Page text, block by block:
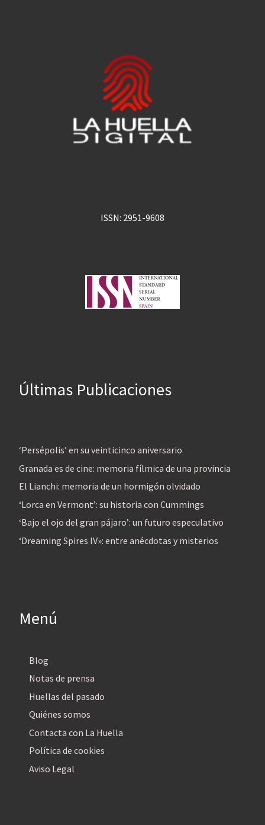
ISSN: 2951-9608
Últimas Publicaciones
‘Persépolis’ en su veinticinco aniversario
Granada es de cine: memoria fílmica de una provincia
El Lianchi: memoria de un hormigón olvidado
‘Lorca en Vermont’: su historia con Cummings
‘Bajo el ojo del gran pájaro’: un futuro especulativo
‘Dreaming Spires IV»: entre anécdotas y misterios
Menú
Blog
Notas de prensa
Huellas del pasado
Quiénes somos
Contacta con La Huella
Política de cookies
Aviso Legal